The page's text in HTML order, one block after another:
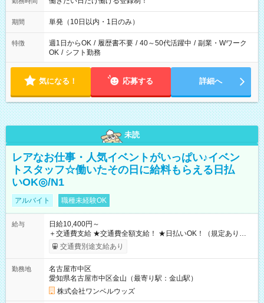
期間 単発（10日以内・1日のみ）
特徴 週1日からOK / 履歴書不要 / 40～50代活躍中 / 副業・Wワーク
OK / シフト勤務
気になる！ 応募する 詳細へ
未読
レアなお仕事・人気イベントがいっぱい♪イベン
トスタッフ☆働いたその日に給料もらえる日払
いOK◎/N1
アルバイト 職種未経験OK
給与
日給10,400円～
＋交通費支給 ★交通費全額支給！ ★日払いOK！（規定あり） ┗
働いたその日に現金GET♪ お仕事後はコンビニATMから 日払
交通費別途支給あり
勤務地
名古屋市中区
愛知県名古屋市中区金山（最寄り駅：金山駅）
株式会社ワンベルウッズ